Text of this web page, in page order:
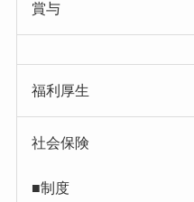
賞与
福利厚生
社会保険
■制度